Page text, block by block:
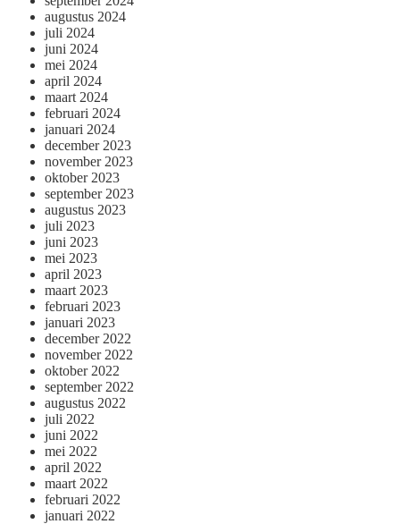
augustus 2024
juli 2024
juni 2024
mei 2024
april 2024
maart 2024
februari 2024
januari 2024
december 2023
november 2023
oktober 2023
september 2023
augustus 2023
juli 2023
juni 2023
mei 2023
april 2023
maart 2023
februari 2023
januari 2023
december 2022
november 2022
oktober 2022
september 2022
augustus 2022
juli 2022
juni 2022
mei 2022
april 2022
maart 2022
februari 2022
januari 2022